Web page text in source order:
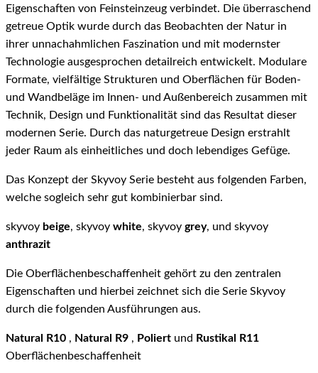
Eigenschaften von Feinsteinzeug verbindet. Die überraschend
getreue Optik wurde durch das Beobachten der Natur in
ihrer unnachahmlichen Faszination und mit modernster
Technologie ausgesprochen detailreich entwickelt. Modulare
Formate, vielfältige Strukturen und Oberflächen für Boden-
und Wandbeläge im Innen- und Außenbereich zusammen mit
Technik, Design und Funktionalität sind das Resultat dieser
modernen Serie. Durch das naturgetreue Design erstrahlt
jeder Raum als einheitliches und doch lebendiges Gefüge.
Das Konzept der Skyvoy Serie besteht aus folgenden Farben,
welche sogleich sehr gut kombinierbar sind.
skyvoy beige, skyvoy white, skyvoy grey, und skyvoy
anthrazit
Die Oberflächenbeschaffenheit gehört zu den zentralen
Eigenschaften und hierbei zeichnet sich die Serie Skyvoy
durch die folgenden Ausführungen aus.
Natural R10 , Natural R9 , Poliert und Rustikal R11
Oberflächenbeschaffenheit